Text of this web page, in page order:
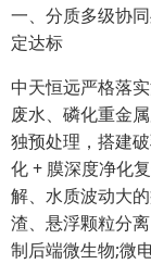
一、分质多级协
定达标
中天恒远严格落
废水、磷化重金
独预处理，搭建
化 + 膜深度净化
解、水质波动大
渣、悬浮颗粒分
制后端微生物;微